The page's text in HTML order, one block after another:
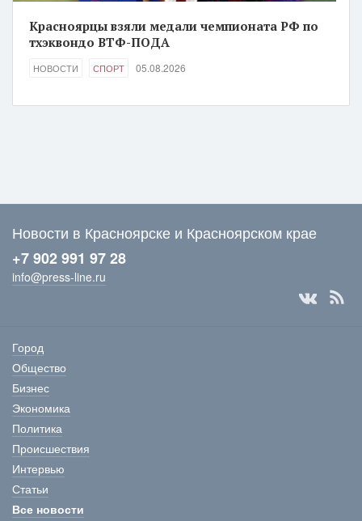
Красноярцы взяли медали чемпионата РФ по
тхэквондо ВТФ-ПОДА
НОВОСТИ СПОРТ 05.08.2026
Новости в Красноярске и Красноярском крае
+7 902 991 97 28
info@press-line.ru
Город
Общество
Бизнес
Экономика
Политика
Происшествия
Интервью
Статьи
Все новости